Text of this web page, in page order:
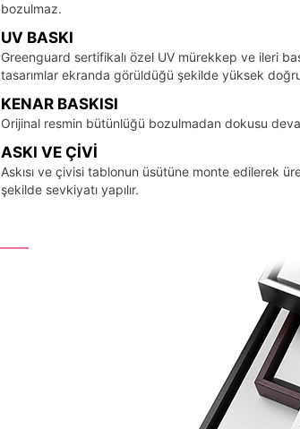
bozulmaz.
UV BASKI
Greenguard sertifikalı özel UV mürekkep ve ileri
tasarımlar ekranda görüldüğü şekilde yüksek
KENAR BASKISI
Orijinal resmin bütünlüğü bozulmadan dokusu
ASKI VE ÇIVI
Askısı ve çivisi tablonun üsütüne monte edilerek
şekilde sevkiyatı yapılır.